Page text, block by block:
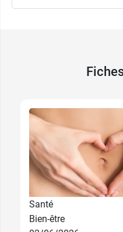
Santé
Bien-être